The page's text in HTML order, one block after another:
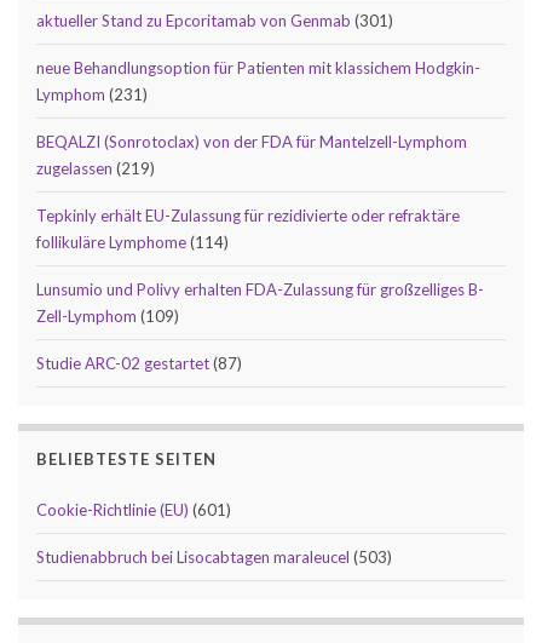
aktueller Stand zu Epcoritamab von Genmab (301)
neue Behandlungsoption für Patienten mit klassichem Hodgkin-
Lymphom (231)
BEQALZI (Sonrotoclax) von der FDA für Mantelzell-Lymphom
zugelassen (219)
Tepkinly erhält EU-Zulassung für rezidivierte oder refraktäre
follikuläre Lymphome(114)
Lunsumio und Polivy erhalten FDA-Zulassung für großzelliges B-
Zell-Lymphom (109)
Studie ARC-02 gestartet(87)
BELIEBTESTE SEITEN
Cookie-Richtlinie (EU) (601)
Studienabbruch bei Lisocabtagen maraleucel (503)